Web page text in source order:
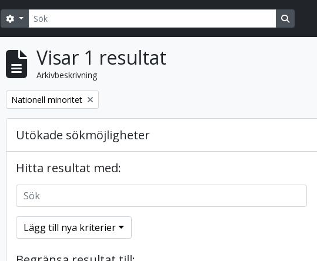
SökSearch options Search
Visar 1 resultat
Arkivbeskrivning
Remove filter:
Nationell minoritet
Utökade sökmöjligheter
Hitta resultat med:
Lägg till nya kriterier